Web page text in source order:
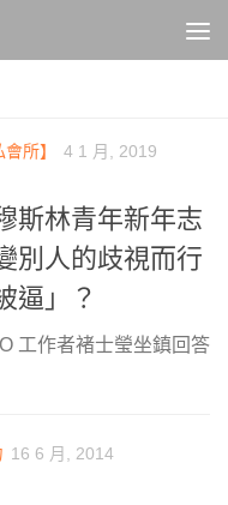
所】
4 1 月, 2019
斯林青年新年志
別人的歧視而行
逼」？
工作者褚士瑩坐鎮回答
16 6 月, 2014